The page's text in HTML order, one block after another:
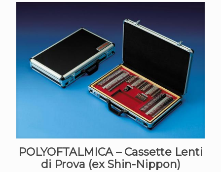
POLYOFTALMICA – Cassette Lenti
di Prova (ex Shin-Nippon)